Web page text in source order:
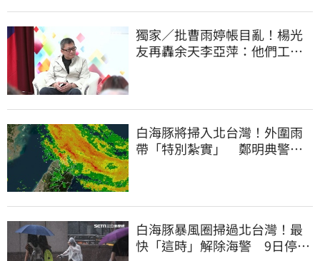
獨家／批曹雨婷帳目亂！楊光
友再轟余天李亞萍：他們工會
白海豚將掃入北台灣！外圍雨
帶「特別紮實」 鄭明典警告
白海豚暴風圈掃過北台灣！最
快「這時」解除海警 9日停班